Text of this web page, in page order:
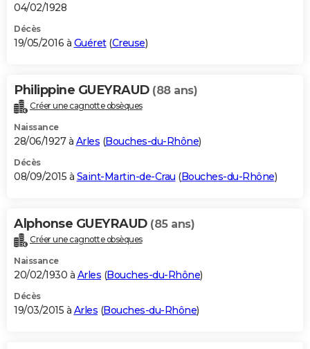
04/02/1928
Décès
19/05/2016 à Guéret(Creuse)
Philippine GUEYRAUD (88 ans)
Créer une cagnotte obsèques
Naissance
28/06/1927 à Arles (Bouches-du-Rhône)
Décès
08/09/2015 à Saint-Martin-de-Crau (Bouches-du-Rhône)
Alphonse GUEYRAUD (85 ans)
Créer une cagnotte obsèques
Naissance
20/02/1930 à Arles (Bouches-du-Rhône)
Décès
19/03/2015 à Arles (Bouches-du-Rhône)